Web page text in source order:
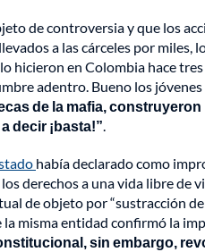
de controversia y que los
a las cárceles por
hicieron en Colombia hace
adentro. Bueno los
de la mafia,
decir ¡basta!”.
había declarado como
derechos a una vida libre de
de objeto por “sustracción
la misma entidad confirmó la
sin embargo,